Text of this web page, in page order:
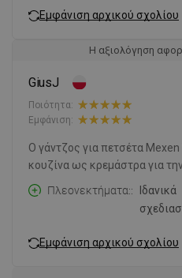
Εμφάνιση αρχικού σχολίου
Η αξιολόγηση
GiusJ
Ποιότητα:
Εμφάνιση:
Ο γάντζος για πετσέτα Mexen
κουζίνα ως κρεμάστρα για
Πλεονεκτήματα:
Ιδανικά
Εμφάνιση αρχικού σχολίου